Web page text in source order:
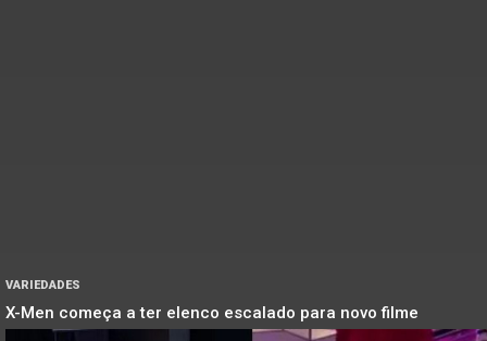
VARIEDADES
X-Men começa a ter elenco escalado para novo filme